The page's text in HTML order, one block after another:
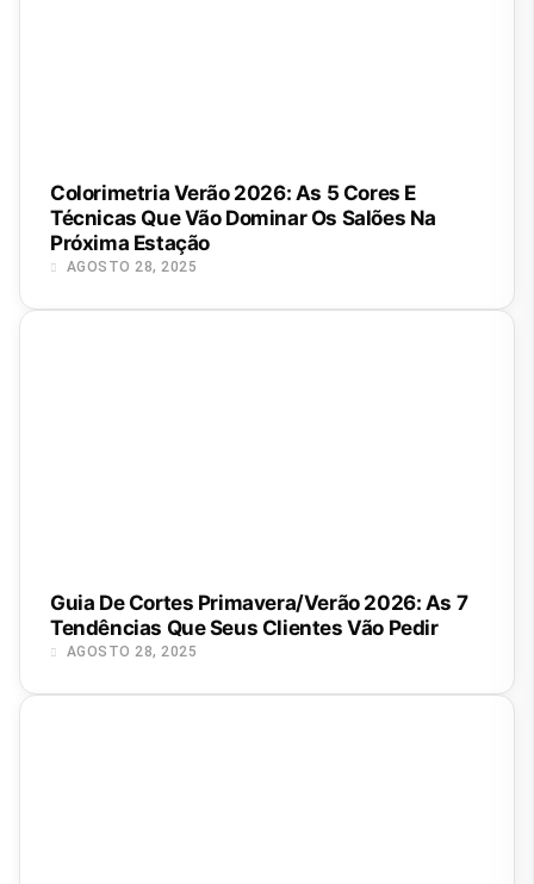
Colorimetria Verão 2026: As 5 Cores E
Técnicas Que Vão Dominar Os Salões Na
Próxima Estação
AGOSTO 28, 2025
Guia De Cortes Primavera/Verão 2026: As 7
Tendências Que Seus Clientes Vão Pedir
AGOSTO 28, 2025